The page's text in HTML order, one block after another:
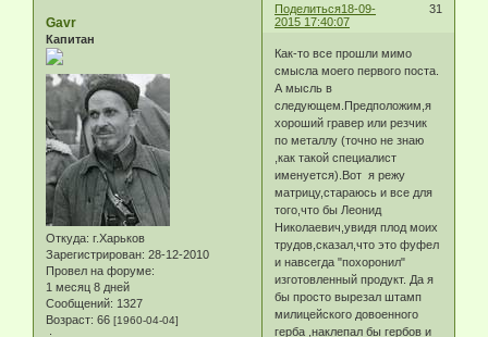
Поделиться 31
18-09-
2015 17:40:07
Gavr
Капитан
Откуда: г.Харьков
Зарегистрирован: 28-12-2010
Провел на форуме:
1 месяц 8 дней
Сообщений: 1327
Возраст: 66 [1960-04-04]
Как-то все прошли мимо
смысла моего первого поста.
А мысль в
следующем.Предположим,я
хороший гравер или резчик
по металлу (точно не знаю
,как такой специалист
именуется).Вот я режу
матрицу,стараюсь и все для
того,что бы Леонид
Николаевич,увидя плод моих
трудов,сказал,что это фуфел
и навсегда "похоронил"
изготовленный продукт. Да я
бы просто вырезал штамп
милицейского довоенного
герба ,наклепал бы гербов и